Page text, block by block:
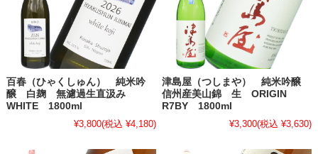
百春（ひゃくしゅん） 純米吟
醸 白麹 無濾過生直汲み
WHITE 1800ml
¥3,800(税込 ¥4,180)
津島屋（つしまや） 純米吟醸
信州産美山錦 生 ORIGIN
R7BY 1800ml
¥3,300(税込 ¥3,630)